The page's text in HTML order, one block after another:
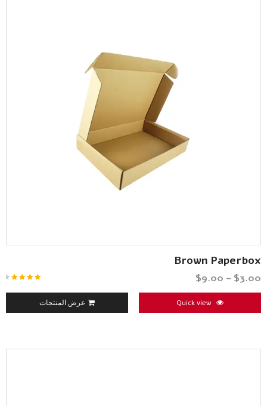
Brown Paperbox
التقييم
5
$3.00
–
$9.00
عرض المنتجات